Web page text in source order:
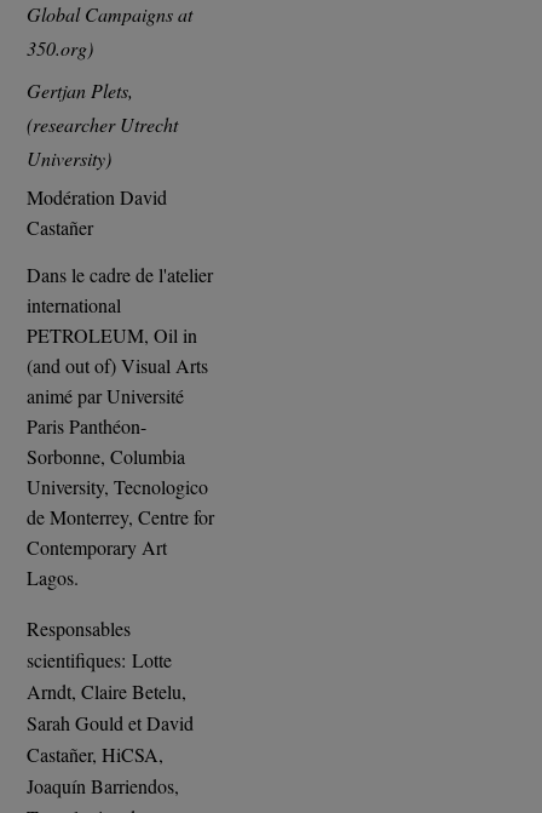
Global Campaigns at
350.org)
Gertjan Plets,
(researcher Utrecht
University)
Modération David
Castañer
Dans le cadre de l'atelier
international
PETROLEUM, Oil in
(and out of) Visual Arts
animé par Université
Paris Panthéon-
Sorbonne, Columbia
University, Tecnologico
de Monterrey, Centre for
Contemporary Art
Lagos.
Responsables
scientifiques: Lotte
Arndt, Claire Betelu,
Sarah Gould et David
Castañer, HiCSA,
Joaquín Barriendos,